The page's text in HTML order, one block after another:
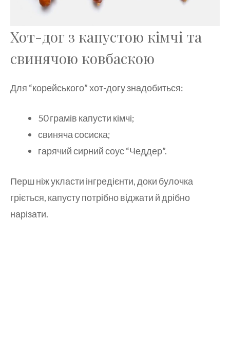
Хот-дог з капустою кімчі та
свинячою ковбаскою
Для “корейського” хот-догу знадобиться:
50 грамів капусти кімчі;
свиняча сосиска;
гарячий сирний соус “Чеддер”.
Перш ніж укласти інгредієнти, доки булочка
гріється, капусту потрібно віджати й дрібно
нарізати.